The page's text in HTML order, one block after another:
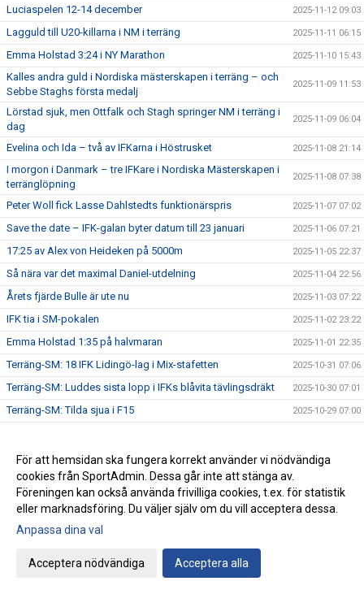
Luciaspelen 12-14 december 2025-11-12 09:03
Lagguld till U20-killarna i NM i terräng 2025-11-11 06:15
Emma Holstad 3:24 i NY Marathon 2025-11-10 15:43
Kalles andra guld i Nordiska mästerskapen i terräng – och
Sebbe Staghs första medalj
2025-11-09 11:53
Lörstad sjuk, men Ottfalk och Stagh springer NM i terräng i
dag
2025-11-09 06:04
Evelina och Ida – två av IFKarna i Höstrusket 2025-11-08 21:14
I morgon i Danmark – tre IFKare i Nordiska Mästerskapen i
terränglöpning
2025-11-08 07:38
Peter Woll fick Lasse Dahlstedts funktionärspris 2025-11-07 07:02
Save the date – IFK-galan byter datum till 23 januari 2025-11-06 07:21
17:25 av Alex von Heideken på 5000m 2025-11-05 22:37
Så nära var det maximal Daniel-utdelning 2025-11-04 22:56
Årets fjärde Bulle är ute nu 2025-11-03 07:22
IFK tia i SM-pokalen 2025-11-02 23:22
Emma Holstad 1:35 på halvmaran 2025-11-01 22:35
Terräng-SM: 18 IFK Lidingö-lag i Mix-stafetten 2025-10-31 07:06
Terräng-SM: Luddes sista lopp i IFKs blåvita tävlingsdräkt 2025-10-30 07:01
Terräng-SM: Tilda sjua i F15 2025-10-29 07:00
IFK Centralorganisations styrelse på besök i Helsingfors 2025-10-27 07:57
Ebba sprang terräng i Pittsburg 2025-10-26 13:49
Terräng-SM: Bronsmedalj till P19-laget 2025-10-26 09:07
Janne skriver om skolidrottsplatser
Terräng-SM: Kassaskåpssäkert P19-guld till Kalle
Terräng-SM: Silver till Nina i K55
För att hemsidan ska fungera korrekt använder vi nödvändiga
cookies från SportAdmin. Dessa går inte att stänga av.
Föreningen kan också använda frivilliga cookies, t.ex. för statistik
eller marknadsföring. Du väljer själv om du vill acceptera dessa.
Anpassa dina val
Acceptera nödvändiga Acceptera alla